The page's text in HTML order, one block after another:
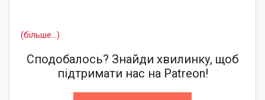
(більше…)
Сподобалось? Знайди хвилинку, щоб
підтримати нас на Patreon!